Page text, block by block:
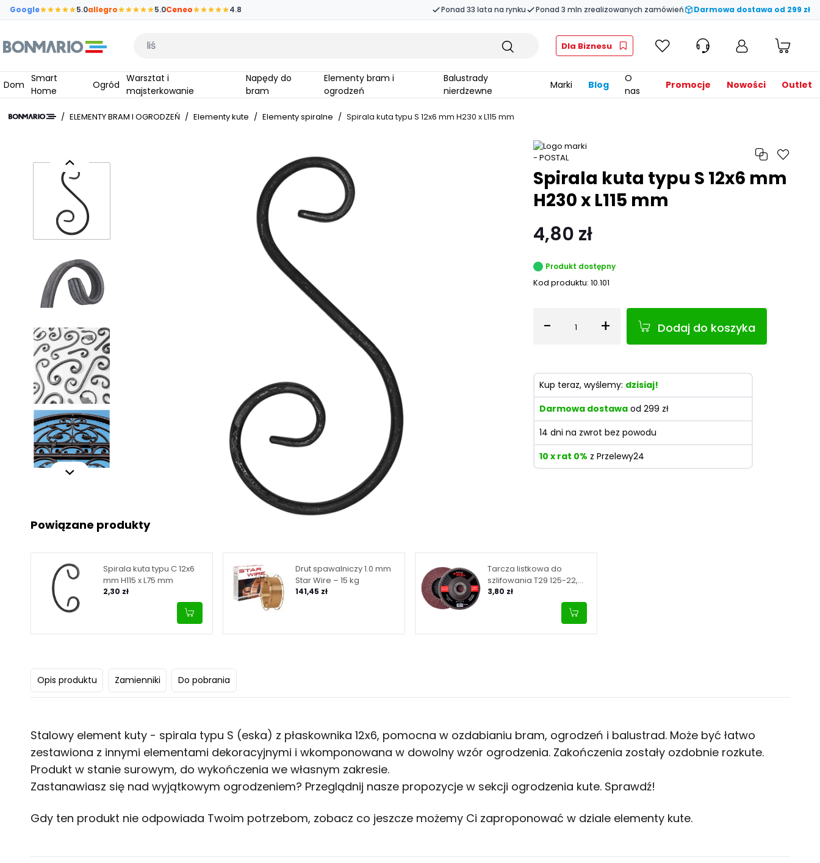
Przejdź do głównej zawartości strony
Google 5.0allegro 5.0Ceneo 4.8 Ponad 33 lata na rynku Ponad 3 mln zrealizowanych zamówień Darmowa dostawa od 299 zł
Wpisz czego szukasz Dla Biznesu
Dom
Smart
Home
Ogród
Warsztat i
majsterkowanie
Napędy do
bram
Elementy bram i
ogrodzeń
Balustrady
nierdzewne
Marki Blog
O
nas
Promocje Nowości Outlet
/ ELEMENTY BRAM I OGRODZEŃ / Elementy kute / Elementy spiralne / Spirala kuta typu S 12x6 mm H230 x L115 mm
Powiązane produkty
Spirala kuta typu C 12x6
mm H115 x L75 mm
2,30 zł
Drut spawalniczy 1.0 mm
Star Wire – 15 kg
141,45 zł
Tarcza listkowa do
szlifowania T29 125-22,
granulacja 40
3,80 zł
Opis produktu Zamienniki Do pobrania
Stalowy element kuty - spirala typu S (eska) z płaskownika 12x6, pomocna w ozdabianiu bram, ogrodzeń i balustrad. Może być łatwo
zestawiona z innymi elementami dekoracyjnymi i wkomponowana w dowolny wzór ogrodzenia. Zakończenia zostały ozdobnie rozkute.
Produkt w stanie surowym, do wykończenia we własnym zakresie.
Zastanawiasz się nad wyjątkowym ogrodzeniem? Przeglądnij nasze propozycje w sekcji ogrodzenia kute. Sprawdź!
Gdy ten produkt nie odpowiada Twoim potrzebom, zobacz co jeszcze możemy Ci zaproponować w dziale elementy kute.
Spirala kuta typu S 12x6 mm
H230 x L115 mm
4,80 zł
Produkt dostępny
Kod produktu: 10.101
- Ilość + Dodaj do koszyka
Kup teraz, wyślemy: dzisiaj!
Darmowa dostawa od 299 zł
14 dni na zwrot bez powodu
10 x rat 0% z Przelewy24